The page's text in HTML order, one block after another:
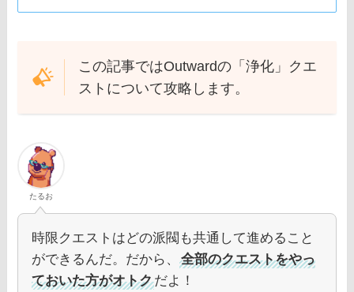
この記事ではOutwardの「浄化」クエ
ストについて攻略します。
たるお
時限クエストはどの派閥も共通して進めること
ができるんだ。だから、全部のクエストをやっ
ておいた方がオトクだよ！